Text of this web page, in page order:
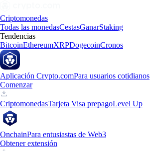
Criptomonedas
Todas las monedasCestasGanarStaking
Tendencias
BitcoinEthereumXRPDogecoinCronos
Aplicación Crypto.comPara usuarios cotidianos
Comenzar
CriptomonedasTarjeta Visa prepagoLevel Up
OnchainPara entusiastas de Web3
Obtener extensión